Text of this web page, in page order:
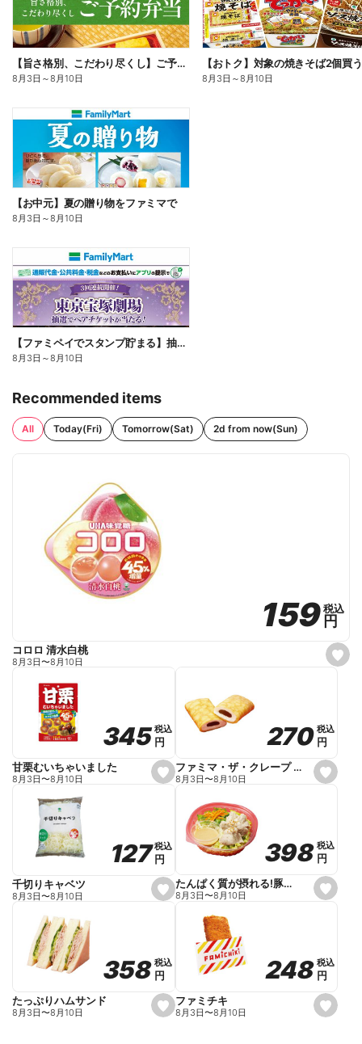
【旨さ格別、こだわり尽くし】ご予約弁当
8月3日 ～8月10日 8月3日 ～8月10日
【お中元】夏の贈り物をファミマで
8月3日 ～8月10日
【ファミペイでスタンプ貯まる】抽選でペアチケットが当たる!
8月3日 ～8月10日
Recommended items
All Today(Fri) Tomorrow(Sat) 2d from now(Sun)
s
e
159
159税込
税込
円
円
コロロ 清水白桃
8月3日〜8月10日
s
e
o
r
i
e
345
345税込
税込
円
円
甘栗むいちゃいました
8月3日〜8月10日
s
e
o
r
i
e
270
270 税込
税込
円
円
ファミマ・ザ・クレープ 生チョコ
8月3日〜8月10日
s
e
o
r
i
e
127
127税込
税込
円
円
千切りキャベツ
8月3日〜8月10日
s
e
o
r
i
e
398
398 税込
税込
円
円
たんぱく質が摂れる!豚しゃぶのパスタサラダ
8月3日〜8月10日
s
e
358
358税込
税込
円
円
たっぷりハムサンド
8月3日〜8月10日
s
e
248
248 税込
税込
円
円
ファミチキ
8月3日〜8月10日